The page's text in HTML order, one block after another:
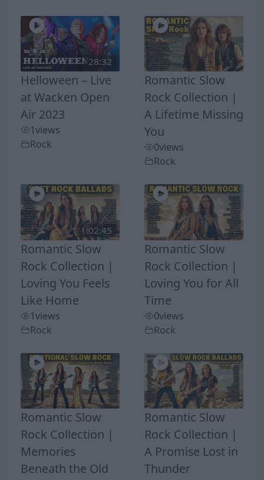
28:32
Helloween – Live
at Wacken Open
Air 2023
1views
Rock
Romantic Slow
Rock Collection |
A Lifetime Missing
You
0views
Rock
1:02:45
Romantic Slow
Rock Collection |
Loving You Feels
Like Home
1views
Rock
Romantic Slow
Rock Collection |
Loving You for All
Time
0views
Rock
Romantic Slow
Rock Collection |
Memories
Beneath the Old
Romantic Slow
Rock Collection |
A Promise Lost in
Thunder